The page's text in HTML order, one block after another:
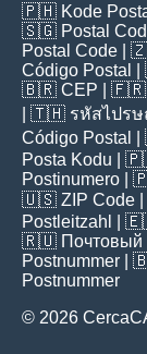
🇵🇭 Kode
🇸🇬 Postal
Postal Code |
Código Postal
🇧🇷 CEP | 🇫🇷
| 🇹🇭 รหัสไปร
Código Postal
Posta Kodu |
Postinumero |
🇺🇸 ZIP Code
Postleitzahl
|
🇷🇺 Почтовый
Postnummer |
Postnummer
© 2026